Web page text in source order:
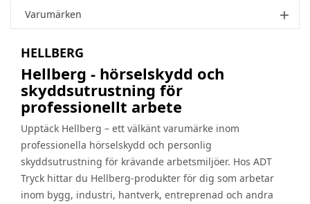
Varumärken add
HELLBERG
Hellberg - hörselskydd och
skyddsutrustning för
professionellt arbete
Upptäck Hellberg – ett välkänt varumärke inom
professionella hörselskydd och personlig
skyddsutrustning för krävande arbetsmiljöer. Hos ADT
Tryck hittar du Hellberg-produkter för dig som arbetar
inom bygg, industri, hantverk, entreprenad och andra